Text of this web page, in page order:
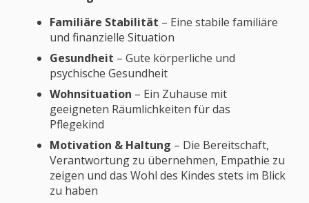
Familiäre Stabilität – Eine stabile familiäre
und finanzielle Situation
Gesundheit – Gute körperliche und
psychische Gesundheit
Wohnsituation – Ein Zuhause mit
geeigneten Räumlichkeiten für das
Pflegekind
Motivation & Haltung – Die Bereitschaft,
Verantwortung zu übernehmen, Empathie zu
zeigen und das Wohl des Kindes stets im Blick
zu haben